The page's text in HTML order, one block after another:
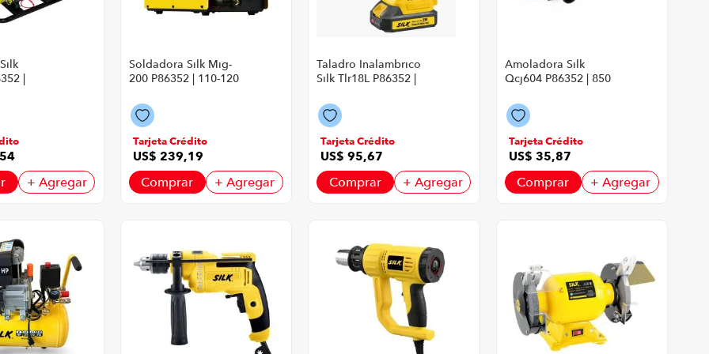
|
Con
54
+ Agregar
Soldadora Silk Mig-
200 P86352 | 110-120
Con Negro
Tarjeta Crédito
US$ 239,19
Comprar + Agregar
Taladro Inalambrico
Silk Tlr18L P86352 |
Negro
Tarjeta Crédito
US$ 95,67
Comprar + Agregar
Amoladora Silk
Qcj604 P86352 | 850
Color Amarillo Con
Negro
Tarjeta Crédito
US$ 35,87
Comprar + Agregar